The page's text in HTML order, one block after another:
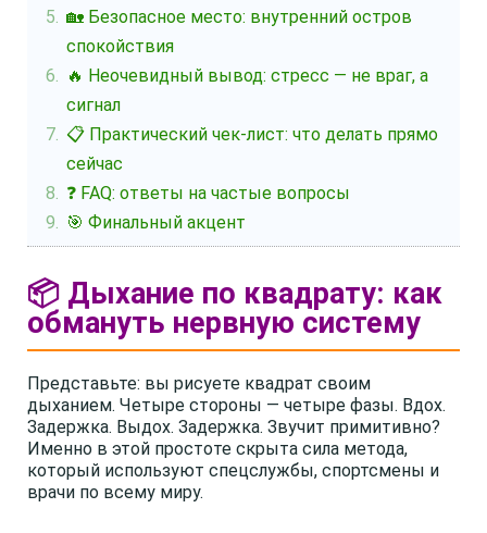
🏡 Безопасное место: внутренний остров
спокойствия
🔥 Неочевидный вывод: стресс — не враг, а
сигнал
📋 Практический чек-лист: что делать прямо
сейчас
❓ FAQ: ответы на частые вопросы
🎯 Финальный акцент
📦 Дыхание по квадрату: как
обмануть нервную систему
Представьте: вы рисуете квадрат своим
дыханием. Четыре стороны — четыре фазы. Вдох.
Задержка. Выдох. Задержка. Звучит примитивно?
Именно в этой простоте скрыта сила метода,
который используют спецслужбы, спортсмены и
врачи по всему миру.